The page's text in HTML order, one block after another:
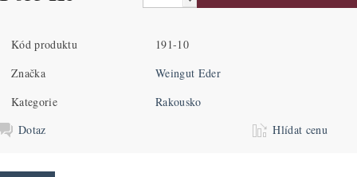
Kód produktu
191-10
Značka
Weingut Eder
Kategorie
Rakousko
Dotaz
Hlídat cenu